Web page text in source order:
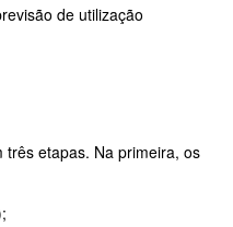
de utilização
etapas. Na primeira, os